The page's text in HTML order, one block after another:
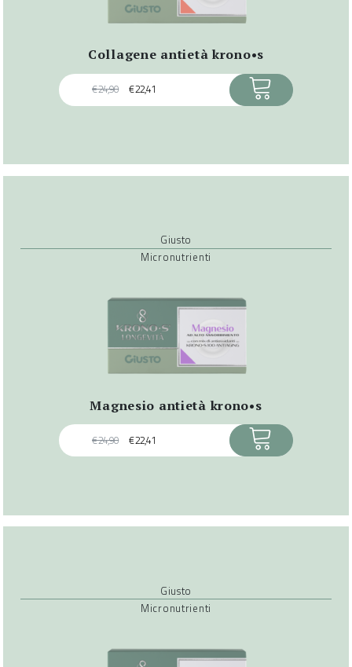
collagene antietà krono•s
€24,90 €22,41 ACQUISTA
Giusto
Micronutrienti
magnesio antietà krono•s
€24,90 €22,41 ACQUISTA
Giusto
Micronutrienti